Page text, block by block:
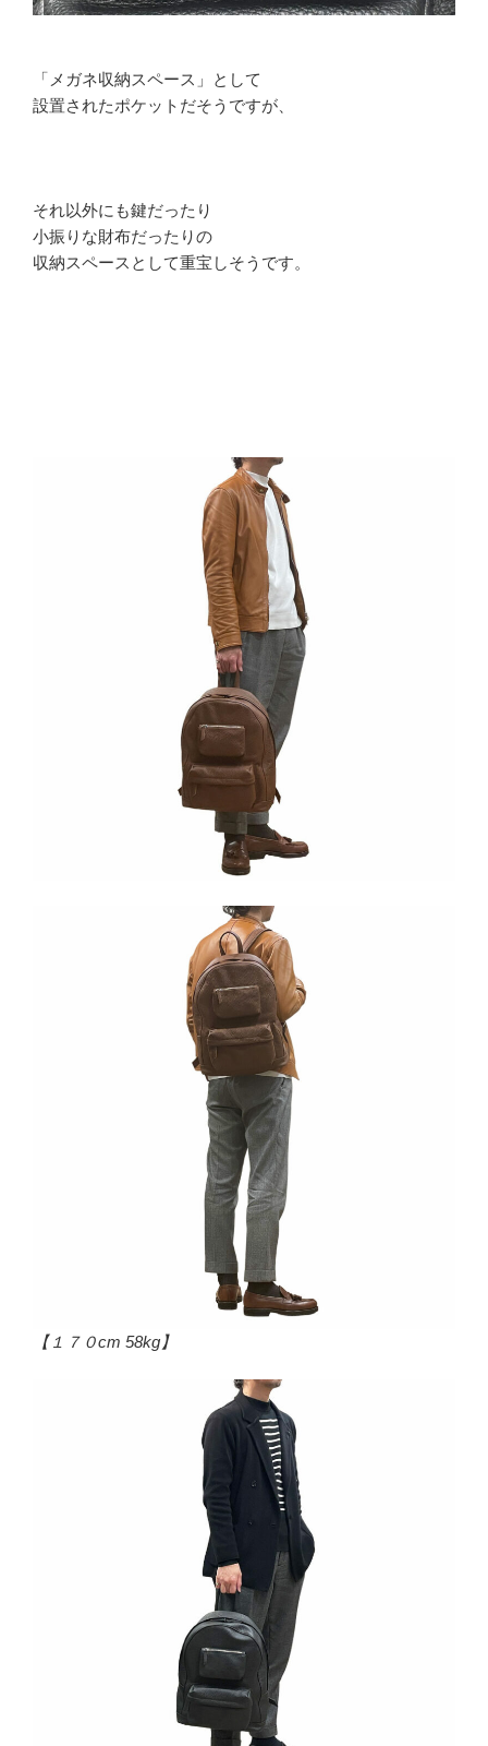
「メガネ収納スペース」として
設置されたポケットだそうですが、
それ以外にも鍵だったり
小振りな財布だったりの
収納スペースとして重宝しそうです。
【１７０cm 58kg】